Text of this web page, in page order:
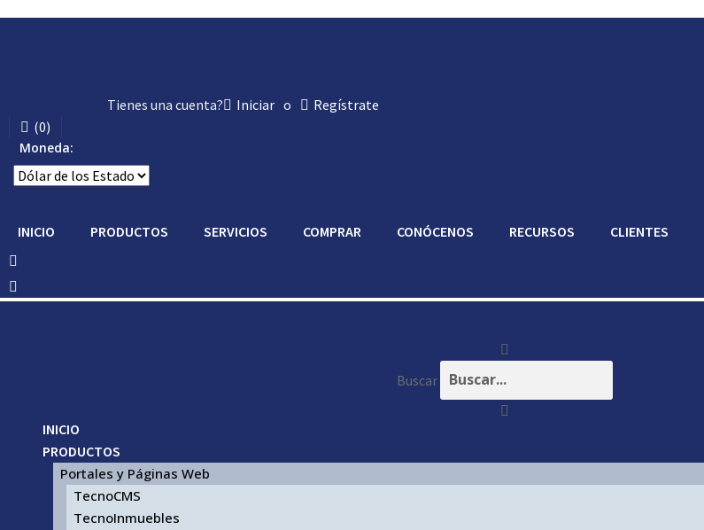
Tienes una cuenta? Iniciar o
Regístrate
(0)
Moneda:
INICIO PRODUCTOS SERVICIOS COMPRAR CONÓCENOS RECURSOS CLIENTES
Buscar
INICIO
PRODUCTOS
Portales y Páginas Web
TecnoCMS
TecnoInmuebles